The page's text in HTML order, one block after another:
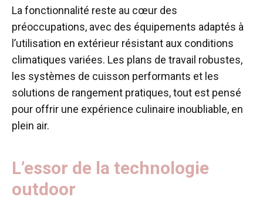
La fonctionnalité reste au cœur des
préoccupations, avec des équipements adaptés à
l’utilisation en extérieur résistant aux conditions
climatiques variées. Les plans de travail robustes,
les systèmes de cuisson performants et les
solutions de rangement pratiques, tout est pensé
pour offrir une expérience culinaire inoubliable, en
plein air.
L’essor de la technologie
outdoor